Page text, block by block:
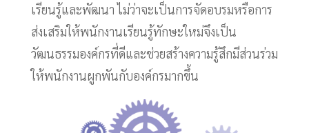
เรียนรู้และพัฒนา ไม่ว่าจะเป็นการจัดอบรมหรือการ
ส่งเสริมให้พนักงานเรียนรู้ทักษะใหม่จึงเป็น
วัฒนธรรมองค์กรที่ดีและช่วยสร้างความรู้สึกมีส่วนร่วม
ให้พนักงานผูกพันกับองค์กรมากขึ้น